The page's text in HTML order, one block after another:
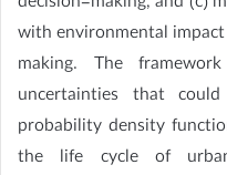
with environmental
making. The
uncertainties that
probability density
the life cycle of